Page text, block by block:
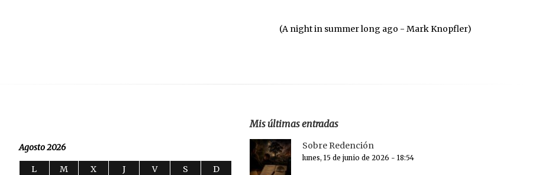
(A night in summer long ago - Mark Knopfler)
Agosto 2026
L M X J V S
D
Mis últimas entradas
Sobre Redención
lunes, 15 de junio de 2026 - 18:54